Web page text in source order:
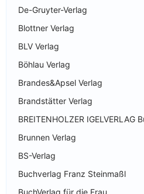
De-Gruyter-Verlag
Blottner Verlag
BLV Verlag
Böhlau Verlag
Brandes&Apsel Verlag
Brandstätter Verlag
BREITENHOLZER IGELVERLAG
Brunnen Verlag
BS-Verlag
Buchverlag Franz Steinmaßl